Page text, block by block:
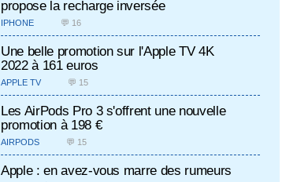
propose la recharge inversée
IPHONE 💬 16
Une belle promotion sur l'Apple TV 4K
2022 à 161 euros
APPLE TV 💬 15
Les AirPods Pro 3 s'offrent une nouvelle
promotion à 198 €
AIRPODS 💬 15
Apple : en avez-vous marre des rumeurs